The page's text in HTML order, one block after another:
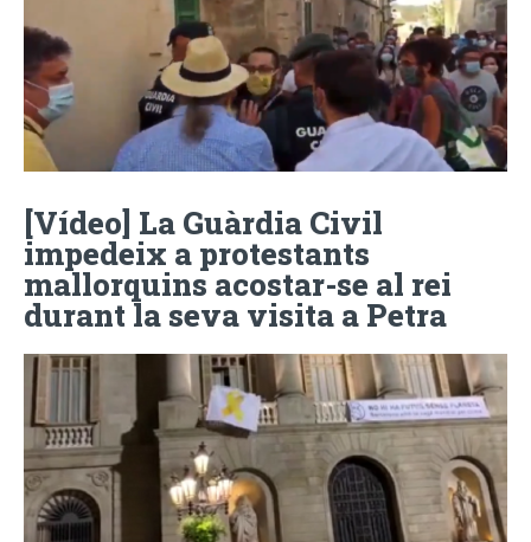
[Vídeo] La Guàrdia Civil
impedeix a protestants
mallorquins acostar-se al rei
durant la seva visita a Petra